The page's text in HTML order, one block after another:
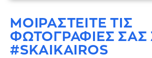
ΜΟΙΡΑΣΤΕΙΤΕ ΤΙΣ
ΦΩΤΟΓΡΑΦΙΕΣ ΣΑΣ
#SKAIKAIROS